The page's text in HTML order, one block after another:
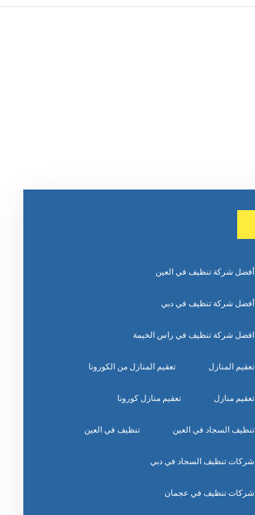
أفضل شركة تنظيف في العين
أفضل شركة تنظيف في دبي
افضل شركة تنظيف في راس الخيمة
تعقيم المنازل تعقيم المنازل من الكورونا
تعقيم منازل تعقيم منازل كورونا
تنظيف السجاد في العين تنظيف في العين
شركات تنظيف السجاد في دبي
شركات تنظيف في عجمان